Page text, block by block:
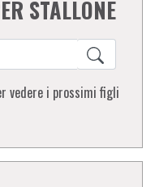
STALLONE
vedere i prossimi figli